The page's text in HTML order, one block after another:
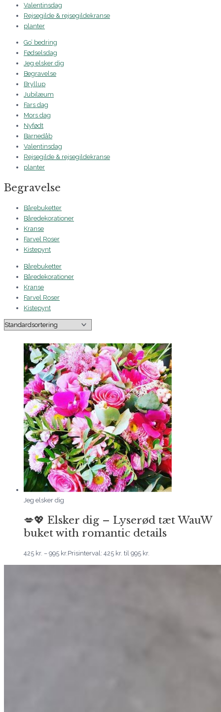
Valentinsdag
Rejsegilde & rejsegildekranse
planter
Go’ bedring
Fødselsdag
Jeg elsker dig
Begravelse
Bryllup
Jubilæum
Fars dag
Mors dag
Nyfødt
Barnedåb
Valentinsdag
Rejsegilde & rejsegildekranse
planter
Begravelse
Bårebuketter
Båredekorationer
Kranse
Farvel Roser
Kistepynt
Bårebuketter
Båredekorationer
Kranse
Farvel Roser
Kistepynt
Jeg elsker dig
💋💖 Elsker dig – Lyserød tæt WauW
buket with romantic details
425 kr. – 995 kr.Prisinterval: 425 kr. til 995 kr.